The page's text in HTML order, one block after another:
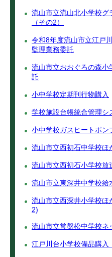
流山市立流山北小学校
（その2）
令和8年度流山市立江戸
監理業務委託
流山市立おおぐろの森
託
小中学校定期刊行物購入
学校施設台帳統合管理
小中学校ガスヒートポ
流山市立西初石中学校ほ
流山市立西初石小学校放
流山市立東深井中学校給
流山市立西深井小学校
2)
流山市立常盤松中学校ネ
江戸川台小学校備品購入